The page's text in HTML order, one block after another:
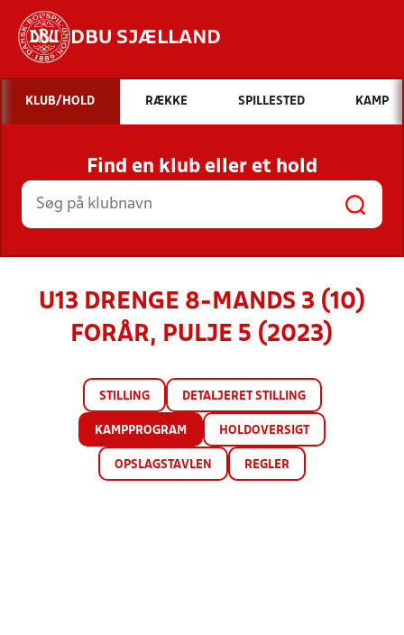
DBU SJÆLLAND
Hvad vil du søge efter?
INDHOLD OG NYHEDER
STILLINGER, RESULTATER, KLUBBER OG
HOLD
KLUB/HOLD RÆKKE SPILLESTED KAMP
Find en klub eller et hold
U13 DRENGE 8-MANDS 3 (10)
FORÅR, PULJE 5 (2023)
STILLING DETALJERET STILLING
KAMPPROGRAM HOLDOVERSIGT
OPSLAGSTAVLEN REGLER